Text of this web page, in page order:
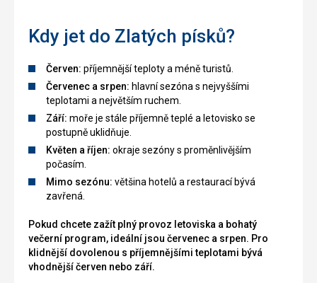
Kdy jet do Zlatých písků?
Červen: příjemnější teploty a méně turistů.
Červenec a srpen: hlavní sezóna s nejvyššími
teplotami a největším ruchem.
Září: moře je stále příjemně teplé a letovisko se
postupně uklidňuje.
Květen a říjen: okraje sezóny s proměnlivějším
počasím.
Mimo sezónu: většina hotelů a restaurací bývá
zavřená.
Pokud chcete zažít plný provoz letoviska a bohatý
večerní program, ideální jsou červenec a srpen. Pro
klidnější dovolenou s příjemnějšími teplotami bývá
vhodnější červen nebo září.